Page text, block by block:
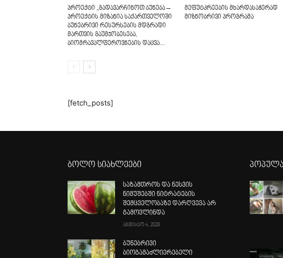
პროექტი „გადავარჩინოთ ბუნება –
პროექტის მიზანია საქართველოში
ბუნებრივი რესურსების მდგრადი
მართვის გაუმჯობესება,
ბიომრავალფეროვნების დაცვა…
მეფუტკრეების მხარდასაჭერად
მიზნობრივი პროგრამა
[fetch_posts]
ბოლო სიახლეები
საზამთროს და ნესვის
ნიმუშებში ნიტრატების
შემცველობაზე დარღვევა არ
გამოვლინდა
აგვისტო 4, 2026
ბუნებრივი
ბიოგამაძლიერებელი